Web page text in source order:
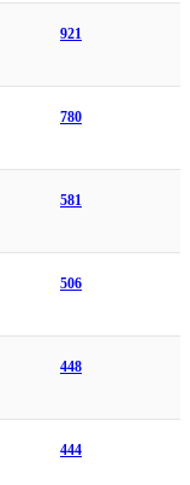
921
780
581
506
448
444